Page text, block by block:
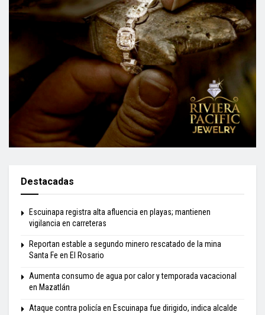
Destacadas
Escuinapa registra alta afluencia en playas; mantienen
vigilancia en carreteras
Reportan estable a segundo minero rescatado de la mina
Santa Fe en El Rosario
Aumenta consumo de agua por calor y temporada vacacional
en Mazatlán
Ataque contra policía en Escuinapa fue dirigido, indica alcalde